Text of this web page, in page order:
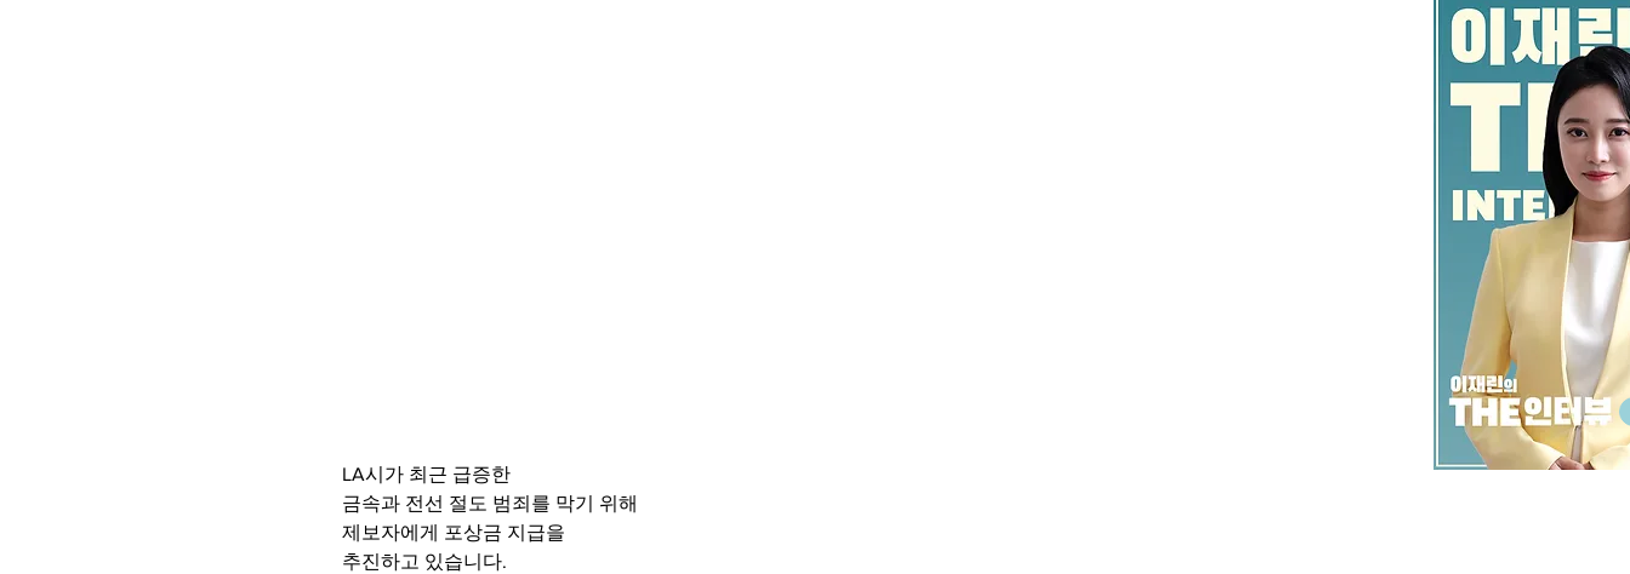
LA시가 최근 급증한
금속과 전선 절도 범죄를 막기 위해
제보자에게 포상금 지급을
추진하고 있습니다.